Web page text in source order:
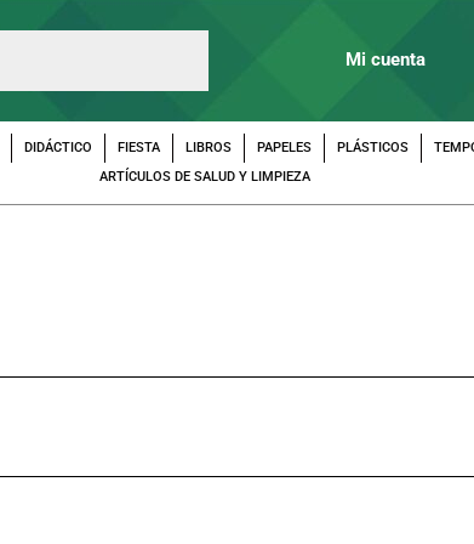
Mi cuenta
DIDÁCTICO FIESTA LIBROS PAPELES PLÁSTICOS
ARTÍCULOS DE SALUD Y LIMPIEZA